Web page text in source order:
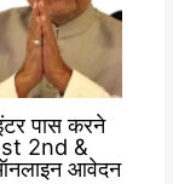
पास करने
2nd &
आवेदन